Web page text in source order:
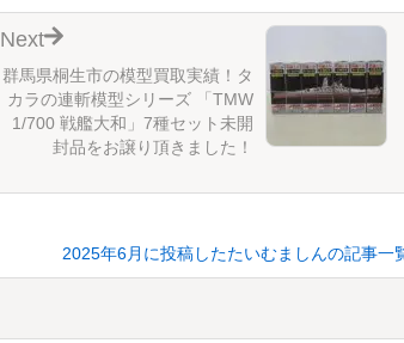
群馬県桐生市の模型買取実績！タ
カラの連斬模型シリーズ 「TMW
1/700 戦艦大和」7種セット未開
封品をお譲り頂きました！
Next
2025年6月に投稿したたいむましんの記事一